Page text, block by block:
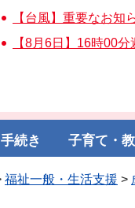
【台風】重要なお知
【8月6日】16時00
続き 子育て・
福祉一般・生活支援 >